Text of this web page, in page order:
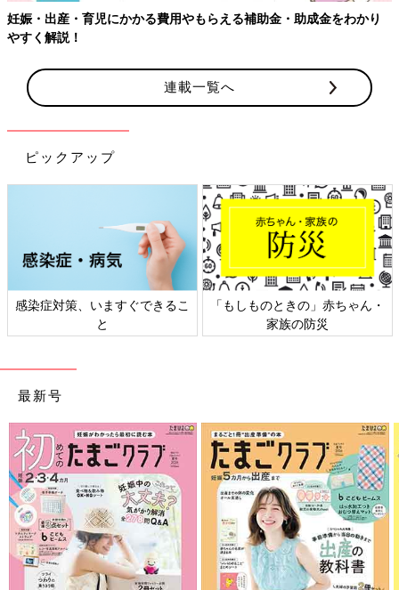
わかり
連載一覧へ
ピックアップ
」赤ちゃん・
日本外来小児科学会リーフレッ
六星占術 細木か
最新号